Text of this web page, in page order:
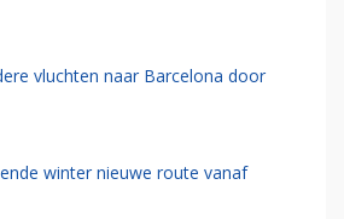
vluchten naar Barcelona door
winter nieuwe route vanaf